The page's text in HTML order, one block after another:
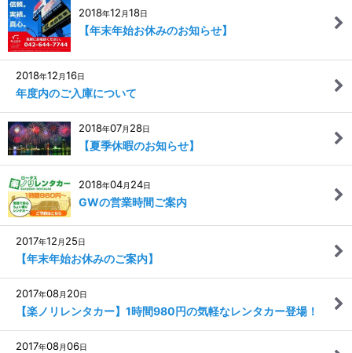
2018年12 月18日
【年末年始お休みのお知らせ】
2018年12 月16日
年度内のご入庫について
2018年07月 28日
【夏季休暇のお知らせ】
2018年04月 24日
GWの営業時間ご案内
2017年12 月 25日
【年末年始お休みのご案内】
2017年08月 20日
【楽ノリレンタカー】1時間980円の気軽なレンタカー登場！
2017年08月06日